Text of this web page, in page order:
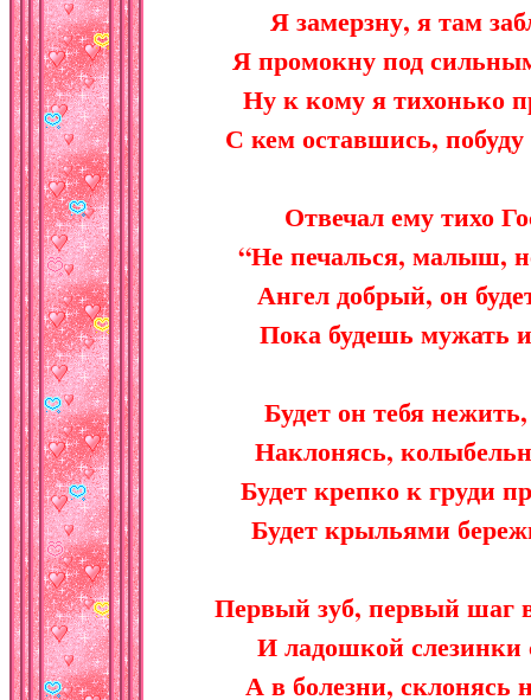
Я замерзну, я там
Я промокну под
Ну к кому я тихонько
С кем оставшись,
Отвечал ему тихо
“Не печалься, малыш,
Ангел добрый, он
Пока будешь мужать
Будет он тебя
Наклонясь,
Будет крепко к груди
Будет крыльями
Первый зуб, первый шаг
И ладошкой слезинки
А в болезни, склонясь